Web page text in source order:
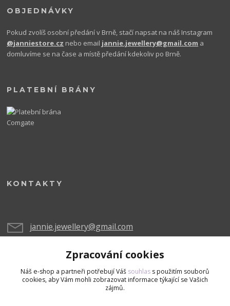
OBJEDNÁVKY
Pokud zvolíš osobní předání v Brně, stačí napsat na náš Instagram
@janniestore.cz nebo email jannie.jewellery@gmail.com a
domluvíme se na čase a místě předání kdekoliv po Brně.
PLATEBNÍ BRÁNY
KONTAKTY
jannie.jewellery@gmail.com
Zpracování cookies
Náš e-shop a partneři potřebují Váš souhlas s použitím souborů
cookies, aby Vám mohli zobrazovat informace týkající se Vašich
zájmů.